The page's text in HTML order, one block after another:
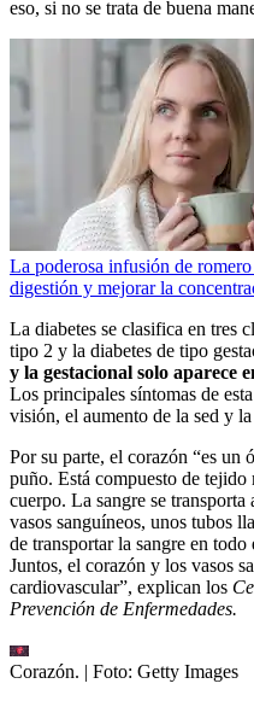
eso, si no se trata de buena
La poderosa infusión de
digestión y mejorar la
La diabetes se clasifica en tres
tipo 2 y la diabetes de tipo
y la gestacional solo aparece
Los principales síntomas de
visión, el aumento de la sed y
Por su parte, el corazón “es un
puño. Está compuesto de
cuerpo. La sangre se
vasos sanguíneos, unos tubos
de transportar la sangre en
Juntos, el corazón y los vasos
cardiovascular”, explican los
Prevención de Enfermedades.
Corazón. | Foto: Getty Images